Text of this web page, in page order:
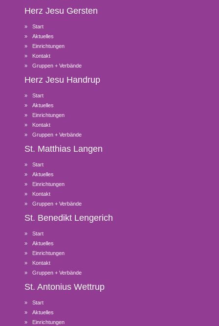
Herz Jesu Gersten
Start
Aktuelles
Einrichtungen
Kontakt
Gruppen + Verbände
Herz Jesu Handrup
Start
Aktuelles
Einrichtungen
Kontakt
Gruppen + Verbände
St. Matthias Langen
Start
Aktuelles
Einrichtungen
Kontakt
Gruppen + Verbände
St. Benedikt Lengerich
Start
Aktuelles
Einrichtungen
Kontakt
Gruppen + Verbände
St. Antonius Wettrup
Start
Aktuelles
Einrichtungen